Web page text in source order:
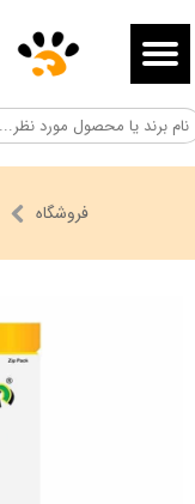
حساب کاربری من
تغییر گذر واژه
سفارشات
خروج از حساب کاربری
فروشگاه